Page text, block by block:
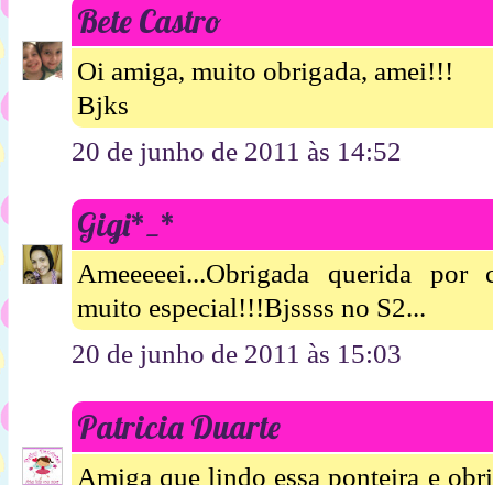
Bete Castro
Oi amiga, muito obrigada, amei!!!
Bjks
20 de junho de 2011 às 14:52
Gigi*_*
Ameeeeei...Obrigada querida
muito especial!!!Bjssss no S2...
20 de junho de 2011 às 15:03
Patricia Duarte
Amiga que lindo essa ponteira e